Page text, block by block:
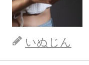
いぬじん